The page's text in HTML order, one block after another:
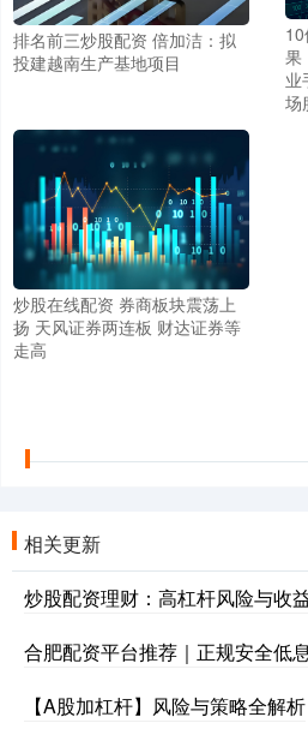
排名前三炒股配资 倍加洁：拟
投建越南生产基地项目
果
业
场
炒股在线配资 券商板块震荡上
扬 天风证券两连板 财达证券等
走高
相关更新
炒股配资理财：高杠杆风险与收
合肥配资平台推荐｜正规安全低
【A股加杠杆】风险与策略全解析